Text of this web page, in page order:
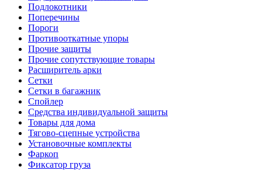
Подлокотники
Поперечины
Пороги
Противооткатные упоры
Прочие защиты
Прочие сопутствующие товары
Расширитель арки
Сетки
Сетки в багажник
Спойлер
Средства индивидуальной защиты
Товары для дома
Тягово-сцепные устройства
Установочные комплекты
Фаркоп
Фиксатор груза